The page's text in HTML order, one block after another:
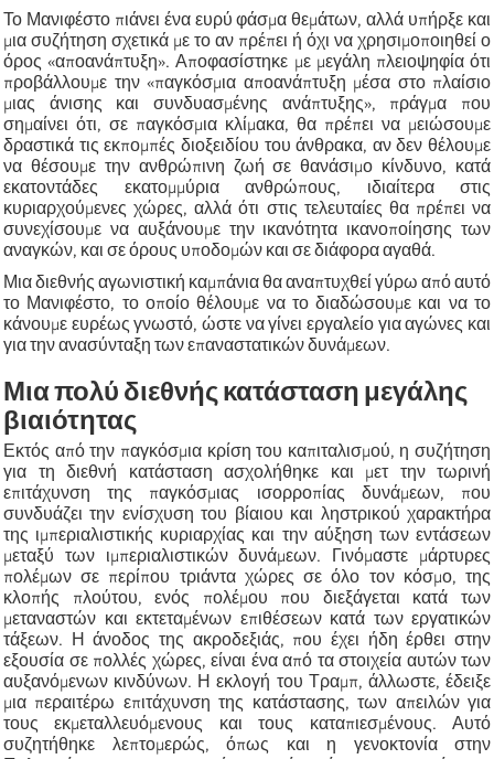
Το Μανιφέστο πιάνει ένα ευρύ φάσμα θεμάτων, αλλά υπήρξε και
μια συζήτηση σχετικά με το αν πρέπει ή όχι να χρησιμοποιηθεί ο
όρος «αποανάπτυξη». Αποφασίστηκε με μεγάλη πλειοψηφία ότι
προβάλλουμε την «παγκόσμια αποανάπτυξη μέσα στο πλαίσιο
μιας άνισης και συνδυασμένης ανάπτυξης», πράγμα που
σημαίνει ότι, σε παγκόσμια κλίμακα, θα πρέπει να μειώσουμε
δραστικά τις εκπομπές διοξειδίου του άνθρακα, αν δεν θέλουμε
να θέσουμε την ανθρώπινη ζωή σε θανάσιμο κίνδυνο, κατά
εκατοντάδες εκατομμύρια ανθρώπους, ιδιαίτερα στις
κυριαρχούμενες χώρες, αλλά ότι στις τελευταίες θα πρέπει να
συνεχίσουμε να αυξάνουμε την ικανότητα ικανοποίησης των
αναγκών, και σε όρους υποδομών και σε διάφορα αγαθά.
Μια διεθνής αγωνιστική καμπάνια θα αναπτυχθεί γύρω από αυτό
το Μανιφέστο, το οποίο θέλουμε να το διαδώσουμε και να το
κάνουμε ευρέως γνωστό, ώστε να γίνει εργαλείο για αγώνες και
για την ανασύνταξη των επαναστατικών δυνάμεων.
Μια πολύ διεθνής κατάσταση μεγάλης
βιαιότητας
Εκτός από την παγκόσμια κρίση του καπιταλισμού, η συζήτηση
για τη διεθνή κατάσταση ασχολήθηκε και μετ την τωρινή
επιτάχυνση της παγκόσμιας ισορροπίας δυνάμεων, που
συνδυάζει την ενίσχυση του βίαιου και ληστρικού χαρακτήρα
της ιμπεριαλιστικής κυριαρχίας και την αύξηση των εντάσεων
μεταξύ των ιμπεριαλιστικών δυνάμεων. Γινόμαστε μάρτυρες
πολέμων σε περίπου τριάντα χώρες σε όλο τον κόσμο, της
κλοπής πλούτου, ενός πολέμου που διεξάγεται κατά των
μεταναστών και εκτεταμένων επιθέσεων κατά των εργατικών
τάξεων. Η άνοδος της ακροδεξιάς, που έχει ήδη έρθει στην
εξουσία σε πολλές χώρες, είναι ένα από τα στοιχεία αυτών των
αυξανόμενων κινδύνων. Η εκλογή του Τραμπ, άλλωστε, έδειξε
μια περαιτέρω επιτάχυνση της κατάστασης, των απειλών για
τους εκμεταλλευόμενους και τους καταπιεσμένους. Αυτό
συζητήθηκε λεπτομερώς, όπως και η γενοκτονία στην